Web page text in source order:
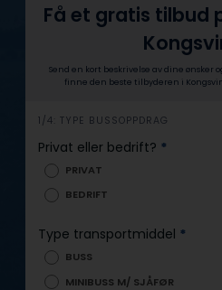
Få et gratis tilbud
Send en kort beskrivelse av dine ønsker
finne den beste tilbyderen i
h
e
1/4: TYPE BUSSOPPDRAG
Privat eller bedrift? *
PRIVAT
BEDRIFT
Type transportmiddel *
BUSS
MINIBUSS M/ SJÅFØR